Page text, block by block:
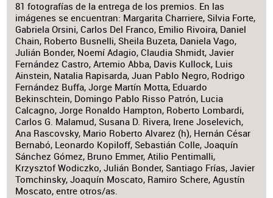
81 fotografías de la entrega de los premios. En las
imágenes se encuentran: Margarita Charriere, Silvia Forte,
Gabriela Orsini, Carlos Del Franco, Emilio Rivoira, Daniel
Chain, Roberto Busnelli, Sheila Buzeta, Daniela Vago,
Julián Bonder, Noemí Adagio, Claudia Shmidt, Javier
Fernández Castro, Artemio Abba, Davis Kullock, Luis
Ainstein, Natalia Rapisarda, Juan Pablo Negro, Rodrigo
Fernández Buffa, Jorge Martín Motta, Eduardo
Bekinschtein, Domingo Pablo Risso Patrón, Lucia
Calcagno, Jorge Ronaldo Hampton, Roberto Lombardi,
Carlos G. Malamud, Susana D. Rivera, Irene Joselevich,
Ana Rascovsky, Mario Roberto Alvarez (h), Hernán César
Bernabó, Leonardo Kopiloff, Sebastián Colle, Joaquín
Sánchez Gómez, Bruno Emmer, Atilio Pentimalli,
Krzysztof Wodiczko, Julián Bonder, Santiago Frías, Javier
Tomchinsky, Joaquín Moscato, Ramiro Schere, Agustín
Moscato, entre otros/as.